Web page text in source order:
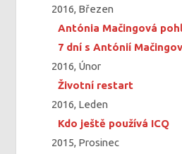
2016, Březen
Antónia Mačingová
7 dní s Antónií
2016, Únor
Životní restart
2016, Leden
Kdo ještě používá ICQ
2015, Prosinec